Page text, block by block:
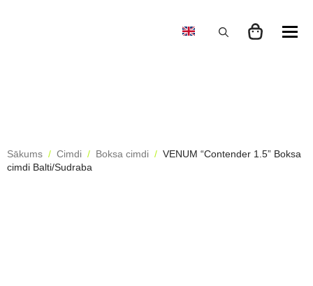
Sākums Cimdi Boksa cimdi
VENUM “Contender 1.5” Boksa
cimdi Balti/Sudraba